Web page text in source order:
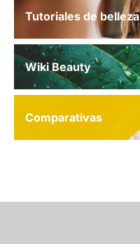
Tutoriales de belleza
Wiki Beauty
Comparativas